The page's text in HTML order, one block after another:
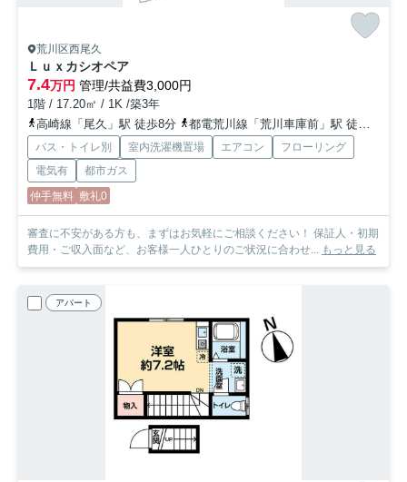
荒川区西尾久
Ｌｕｘカシオペア
7.4万円 管理/共益費3,000円
1階 / 17.20㎡ / 1K /築3年
高崎線「尾久」駅 徒歩8分
都電荒川線「荒川車庫前」駅 徒歩4分
バス・トイレ別 室内洗濯機置場 エアコン
フローリング
電気有
都市ガス
仲手無料 敷礼0
審査に不安がある方も、まずはお気軽にご相談ください！ 保証人・初期
費用・ご収入面など、お客様一人ひとりのご状況に合わせ...
もっと見る
アパート